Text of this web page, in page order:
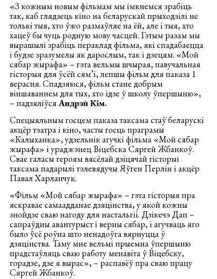
«З кожным новым фільмам мы імкнемся зрабіць
так, каб глядзець кіно на беларускай прыходзілі не
толькі тыя, хто ўжо размаўляе на ёй, але і тыя, хто
хацеў бы чуць родную мову часцей. Гэтым разам мы
вырашылі зрабіць пераклад фільма, які спадабаецца
і будзе зразумелы як дарослым, так і дзецям. «Мой
сябар жырафа» – гэта вельмы шчырая, павучальная
гісторыя для ўсёй сям’і, лепшы фільм для паказа 1
верасня. Спадзяюся, фільм стане добрым
віншаваннем для тых, хто ідзе ў школу ўпершыню»,
– падзяліўсяАндрэй Кім.
Спецыяльным госцем паказа таксама стаў беларускі
акцёр тэатра і кіно, часты госць праграмы
«Калыханка», удзельнік агучкі фільма «Мой сябар
жырафа» і ураджэнец Віцебска Сяргей Жбанкоў.
Свае галасы героям вясёлай дзіцячай гісторыі
таксама падарылі тэлевядучы Яўген Перлін і акцёр
Павал Харланчук.
«Фільм «Мой сябар жырафа» – гэта гісторыя пра
яскравае самаадданае дзяцінства, у якой кожны
знойдзе сваю нагоду для настальгіі. Дзікечэ Дап –
сапраўдны авантурыст і верны сябар, і агучваць яго
было ўсё роўна што ненадоўга вярнуцца ў
дзяцінства. Таму мне вельмі прыемна ўпершыню
прадстаўляць сваю работу менавіта ў Віцебску,
горадзе, дзе я вырас», – распавёў пра сваю працу
Сяргей Жбанкоў.